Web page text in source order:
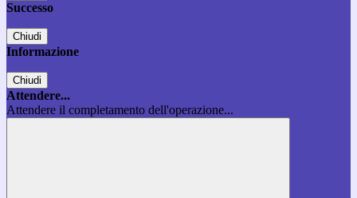
Successo
Chiudi
Informazione
Chiudi
Attendere...
Attendere il completamento dell'operazione...